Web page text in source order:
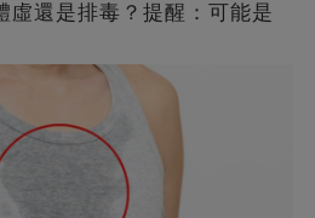
虛還是排毒？提醒：可能是